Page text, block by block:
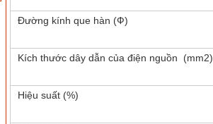
Đường kính que hàn (Ф)
Kích thước dây dẫn của điện nguồn (mm2)
Hiệu suất (%)